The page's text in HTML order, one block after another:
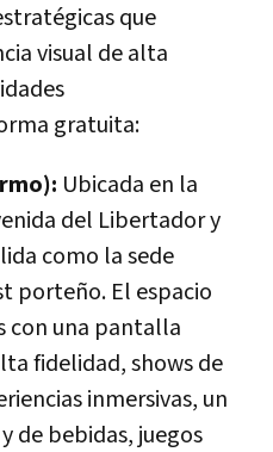
que
visual de alta
gratuita:
Ubicada en la
del Libertador y
como la sede
porteño. El espacio
con una pantalla
fidelidad, shows de
inmersivas, un
de bebidas, juegos